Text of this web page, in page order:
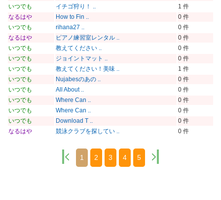
いつでも
イチゴ狩り！ ..
1 件
なるはや
How to Fin ..
0 件
いつでも
rihana27 ..
0 件
なるはや
ピアノ練習室レンタル ..
0 件
いつでも
教えてください ..
0 件
いつでも
ジョイントマット ..
0 件
いつでも
教えてください！美味 ..
1 件
いつでも
Nujabesのあの ..
0 件
いつでも
All About ..
0 件
いつでも
Where Can ..
0 件
いつでも
Where Can ..
0 件
いつでも
Download T ..
0 件
なるはや
競泳クラブを探してい .. 0 件
1 2 3 4 5